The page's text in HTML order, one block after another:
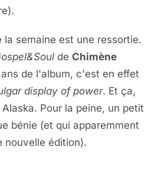
la semaine est une ressortie.
de Chimène
de l'album, c'est en effet
display of power. Et ça,
Pour la peine, un petit
bénie (et qui apparemment
nouvelle édition).